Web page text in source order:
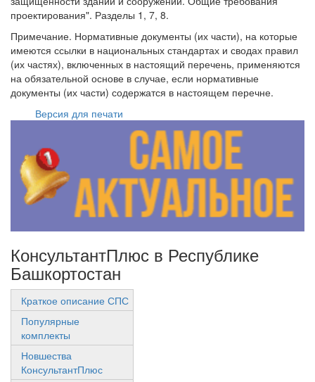
проектирования". Разделы 1, 7, 8.
Примечание. Нормативные документы (их части), на которые
имеются ссылки в национальных стандартах и сводах правил
(их частях), включенных в настоящий перечень, применяются
на обязательной основе в случае, если нормативные
документы (их части) содержатся в настоящем перечне.
Версия для печати
КонсультантПлюс в Республике
Башкортостан
Краткое описание СПС
Популярные
комплекты
Новшества
КонсультантПлюс